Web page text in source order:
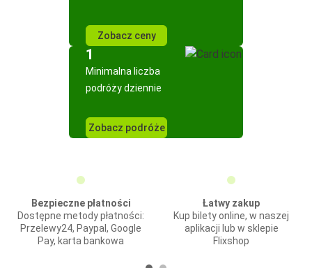
Zobacz ceny
1
Minimalna liczba
podróży dziennie
Zobacz podróże
Bezpieczne płatności
Dostępne metody płatności:
Przelewy24, Paypal, Google
Pay, karta bankowa
Łatwy zakup
Kup bilety online, w naszej
aplikacji lub w sklepie
Flixshop